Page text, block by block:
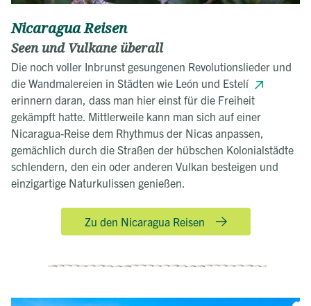
Nicaragua Reisen
Seen und Vulkane überall
Die noch voller Inbrunst gesungenen Revolutionslieder und
die Wandmalereien in Städten wie León und Estelí
erinnern daran, dass man hier einst für die Freiheit
gekämpft hatte. Mittlerweile kann man sich auf einer
Nicaragua-Reise dem Rhythmus der Nicas anpassen,
gemächlich durch die Straßen der hübschen Kolonialstädte
schlendern, den ein oder anderen Vulkan besteigen und
einzigartige Naturkulissen genießen.
Zu den Nicaragua Reisen